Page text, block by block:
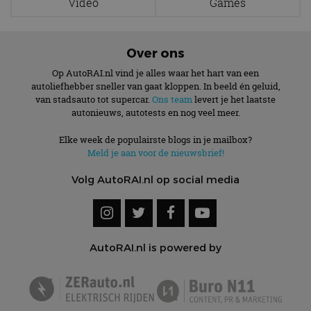
Over ons
Op AutoRAI.nl vind je alles waar het hart van een
autoliefhebber sneller van gaat kloppen. In beeld én geluid,
van stadsauto tot supercar. Ons teamlevert je het laatste
autonieuws, autotests en nog veel meer.
Elke week de populairste blogs in je mailbox?
Meld je aan voor de nieuwsbrief!
Volg AutoRAI.nl op social media
AutoRAI.nl is powered by
kernfunctionaliteiten van de website mogelijk, zoals
website kan niet goed worden gebruikt zonder de
strikt noodzakelijke cookies.
Naam
Aanbieder/
Domein
Vervaldatum
cf_clearance
Cloudflare,
Inc.
.autorai.nl
1 jaar